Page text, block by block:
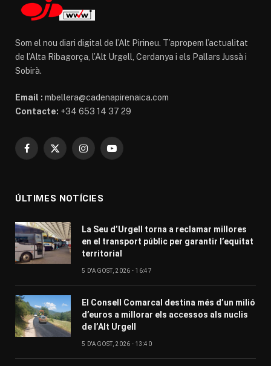
Som el nou diari digital de l’Alt Pirineu. T’apropem l’actualitat
de l’Alta Ribagorça, l’Alt Urgell, Cerdanya i els Pallars Jussà i
Sobirà.
Email : mbellera@cadenapirenaica.com
Contacte: +34 653 14 37 29
Facebook
X
InstagramYouTube
ÚLTIMES NOTÍCIES
La Seu d’Urgell torna a reclamar millores
en el transport públic per garantir l’equitat
territorial
5 D'AGOST, 2026 - 16:47
El Consell Comarcal destina més d’un milió
d’euros a millorar els accessos als nuclis
de l’Alt Urgell
5 D'AGOST, 2026 - 13:40